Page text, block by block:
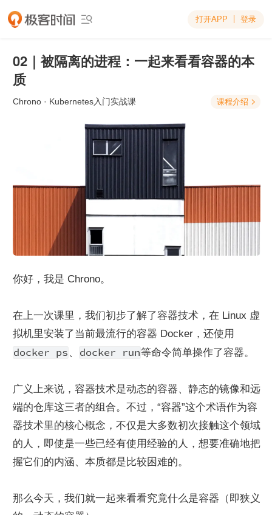
 打开APP 登录
02｜被隔离的进程：一起来看看容器的本
质
Chrono · Kubernetes入门实战课 课程介绍 
你好，我是 Chrono。
在上一次课里，我们初步了解了容器技术，在 Linux 虚
docker ps 、 docker run等命令简单操作了容器。
广义上来说，容器技术是动态的容器、静态的镜像和远
端的仓库这三者的组合。不过，“容器”这个术语作为容
器技术里的核心概念，不仅是大多数初次接触这个领域
的人，即使是一些已经有使用经验的人，想要准确地把
握它们的内涵、本质都是比较困难的。
那么今天，我们就一起来看看究竟什么是容器（即狭义